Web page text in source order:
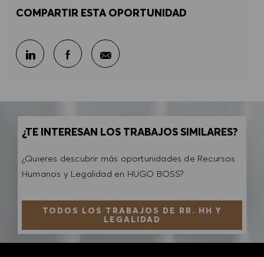
COMPARTIR ESTA OPORTUNIDAD
Compartir en LinkedIn
Compartir en Facebook
Compartir por correo
¿TE INTERESAN LOS TRABAJOS SIMILARES?
¿Quieres descubrir más oportunidades de Recursos
Humanos y Legalidad en HUGO BOSS?
TODOS LOS TRABAJOS DE RR. HH Y
LEGALIDAD